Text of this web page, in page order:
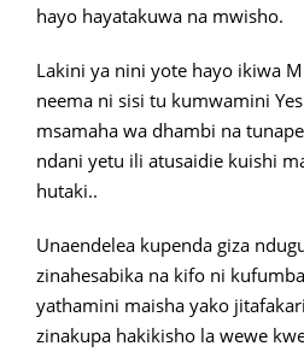
hayo hayatakuwa na mwisho.
Lakini ya nini yote hayo ikiwa
neema ni sisi tu kumwamini
msamaha wa dhambi na
ndani yetu ili atusaidie kuishi
hutaki..
Unaendelea kupenda giza
zinahesabika na kifo ni
yathamini maisha yako
zinakupa hakikisho la wewe